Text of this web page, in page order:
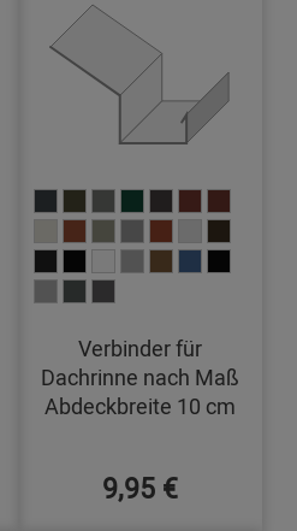
Verbinder für
Dachrinne nach Maß
Abdeckbreite 10 cm
9,95 €